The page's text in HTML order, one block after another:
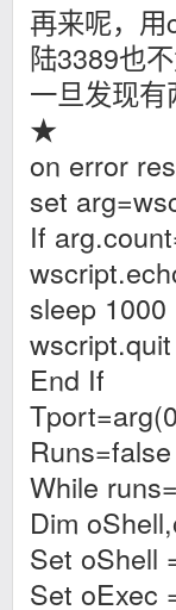
再来呢，
陆3389也
一旦发现
★
on error
set
If
sleep 1000
wscript.quit
End If
Runs=false
While
Dim
Set oShell
Set oExec